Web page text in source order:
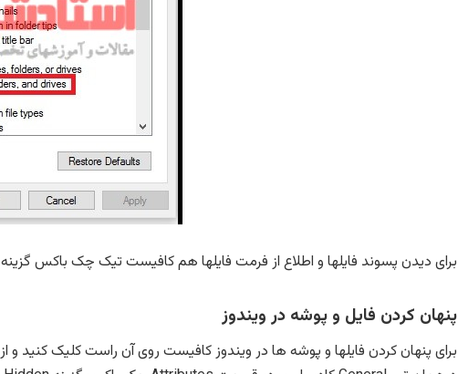
برای دیدن پسوند فایلها و اطلاع از فرمت فایلها هم کافیست تیک چک باکس گزینه Hide extensions for known file types را بردارید.
پنهان کردن فایل و پوشه در ویندوز